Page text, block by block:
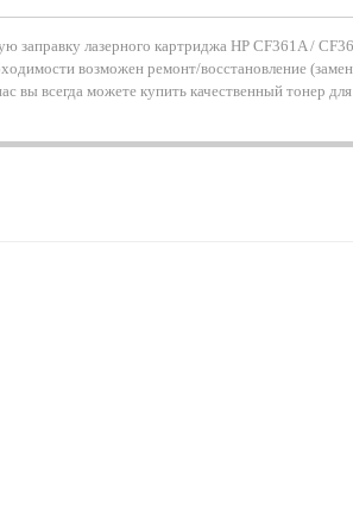
заправку лазерного картриджа HP CF361A /
возможен ремонт/восстановление
всегда можете купить качественный тонер